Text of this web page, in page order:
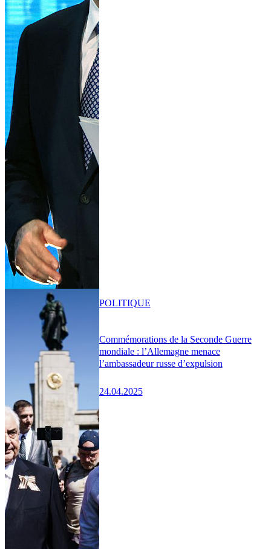
Commémorations de la Seconde Guerre
mondiale : l’Allemagne menace
l’ambassadeur russe d’expulsion
24.04.2025
POLITIQUE